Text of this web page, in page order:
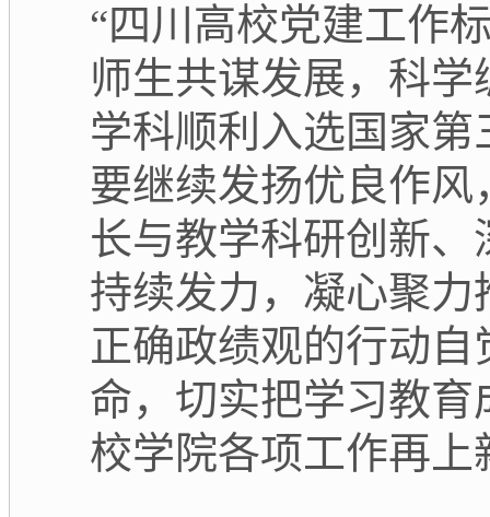
“四川高校党建工作
师生共谋发展，科
学科顺利入选国家第
要继续发扬优良作
长与教学科研创新
持续发力，凝心聚
正确政绩观的行动
命，切实把学习教
校学院各项工作再上